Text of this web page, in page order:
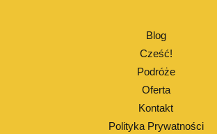
Blog
Cześć!
Podróże
Oferta
Kontakt
Polityka Prywatności